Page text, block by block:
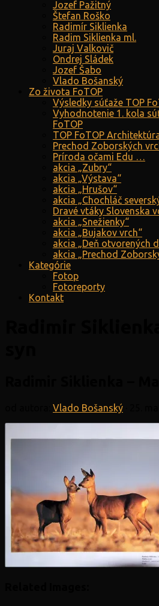
Jozef Pažitný
Štefan Roško
Radimír Siklienka
Radim Siklienka ml.
Juraj Valkovič
Ondrej Sládek
Jozef Šabo
Vlado Bošanský
Zo života FoTOP
Výsledky súťaže TOP
Vyhodnotenie 1. kola
FoTOP
TOP FoTOP
Prechod Zoborských
Príroda očami Edu …
akcia „Zubry“
akcia „Výstava“
akcia „Hrušov“
akcia „Chochláč
Dravé vtáky Slovenska
akcia „Snežienky“
akcia „Bujakov vrch“
akcia „Deň otvorených
akcia „Prechod
Kategórie
Fotop
Fotoreporty
Kontakt
Vlado Bošanský